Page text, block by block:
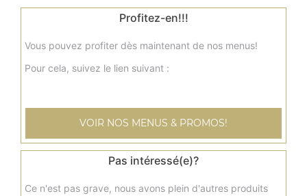
8.90€
Profitez-en!!!
Vous pouvez profiter dès maintenant de nos menus!
Pour cela, suivez le lien suivant :
VOIR NOS MENUS & PROMOS!
Pas intéressé(e)?
Ce n'est pas grave, nous avons plein d'autres produits